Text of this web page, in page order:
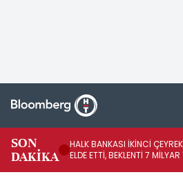
SON
DAKİKA
HALK BANKASI İKİNCİ
ELDE ETTİ, BEKLENTİ 7 MİLYAR